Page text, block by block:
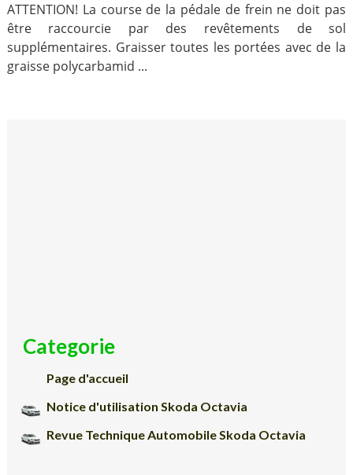
ATTENTION! La course de la pédale de frein ne doit pas
être raccourcie par des revêtements de sol
supplémentaires. Graisser toutes les portées avec de la
graisse polycarbamid ...
Categorie
Page d'accueil
Notice d'utilisation Skoda Octavia
Revue Technique Automobile Skoda Octavia